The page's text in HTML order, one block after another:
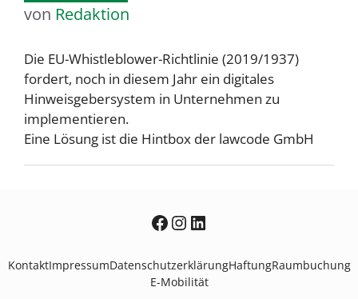
von Redaktion
Die EU-Whistleblower-Richtlinie (2019/1937)
fordert, noch in diesem Jahr ein digitales
Hinweisgebersystem in Unternehmen zu
implementieren.
Eine Lösung ist die Hintbox der lawcode GmbH
TZK auf Facebook
TZK bei Instagram
TZK bei Linkedin
KontaktImpressumDatenschutzerklärungHaftungRaumbuchung
E-Mobilität